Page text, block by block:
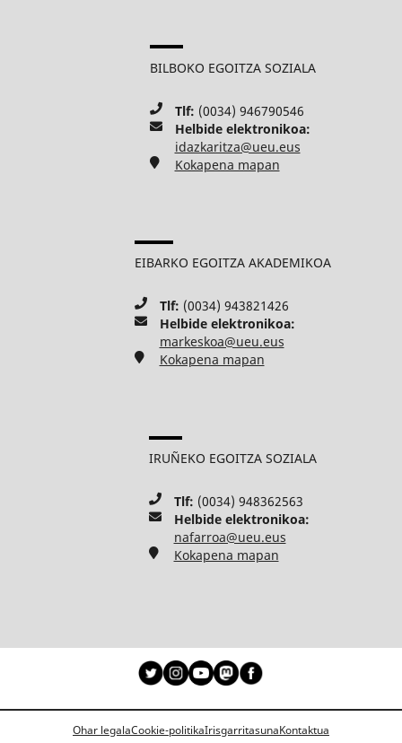
BILBOKO EGOITZA SOZIALA
Tlf: (0034) 946790546
Helbide elektronikoa:
idazkaritza@ueu.eus
Kokapena mapan
EIBARKO EGOITZA AKADEMIKOA
Tlf: (0034) 943821426
Helbide elektronikoa:
markeskoa@ueu.eus
Kokapena mapan
IRUÑEKO EGOITZA SOZIALA
Tlf: (0034) 948362563
Helbide elektronikoa:
nafarroa@ueu.eus
Kokapena mapan
Ohar legalaCookie-politikaIrisgarritasunaKontaktua